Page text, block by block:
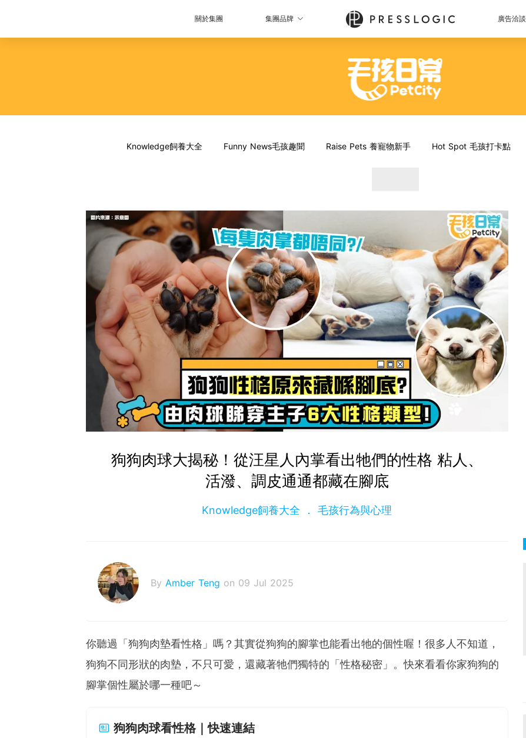
關於集團 集團品牌 廣告洽談
Knowledge飼養大全 Funny News毛孩趣聞 Raise Pets 養寵物新手 Hot Spot 毛孩打卡點
狗狗肉球大揭秘！從汪星人內掌看出牠們的性格 粘人、
活潑、調皮通通都藏在腳底
Knowledge飼養大全 毛孩行為與心理
By Amber Teng on 09 Jul 2025
你聽過「狗狗肉墊看性格」嗎？其實從狗狗的腳掌也能看出牠的個性喔！很多人不知道，
狗狗不同形狀的肉墊，不只可愛，還藏著牠們獨特的「性格秘密」。快來看看你家狗狗的
腳掌個性屬於哪一種吧～
狗狗肉球看性格｜快速連結